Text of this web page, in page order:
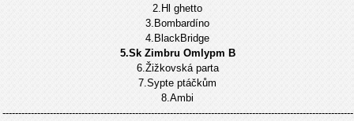
2.Hl ghetto
3.Bombardíno
4.BlackBridge
5.Sk Zimbru Omlypm B
6.Žižkovská parta
7.Sypte ptáčkům
8.Ambi
---------------------------------------------------------------------------------------------------------------